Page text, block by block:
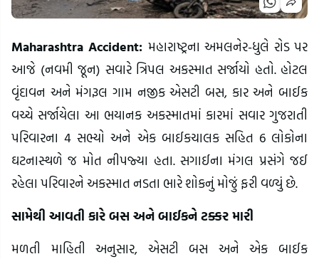
Maharashtra Accident: મહારાષ્ટ્રના અમલનેર-ધુલે રોડ પર
આજે (નવમી જૂન) સવારે ત્રિપલ અકસ્માત સર્જાયો હતો. હોટલ
વૃંદાવન અને મંગરૂલ ગામ નજીક એસટી બસ, કાર અને બાઈક
વચ્ચે સર્જાયેલા આ ભયાનક અકસ્માતમાં કારમાં સવાર ગુજરાતી
પરિવારના 4 સભ્યો અને એક બાઈકચાલક સહિત 6 લોકોના
ઘટનાસ્થળે જ મોત નીપજ્યા હતા. સગાઈના મંગલ પ્રસંગે જઈ
રહેલા પરિવારને અકસ્માત નડતા ભારે શોકનું મોજું ફરી વળ્યું છે.
સામેથી આવતી કારે બસ અને બાઈકને ટક્કર મારી
મળતી માહિતી અનુસાર, એસટી બસ અને એક બાઈક